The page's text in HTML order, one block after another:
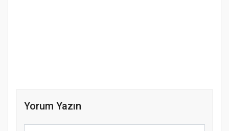
Yorum Yazın